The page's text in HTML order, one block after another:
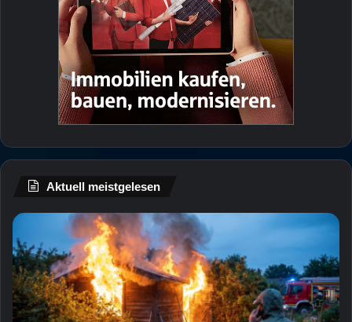
Aktuell meistgelesen